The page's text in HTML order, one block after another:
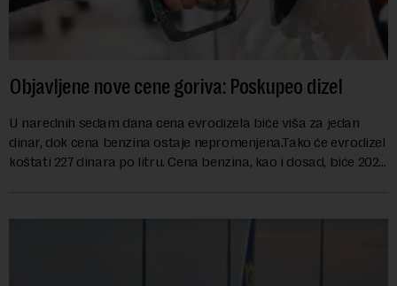
Objavljene nove cene goriva: Poskupeo dizel
U narednih sedam dana cena evrodizela biće viša za jedan
dinar, dok cena benzina ostaje nepromenjena.Tako će evrodizel
koštati 227 dinara po litru. Cena benzina, kao i dosad, biće 202